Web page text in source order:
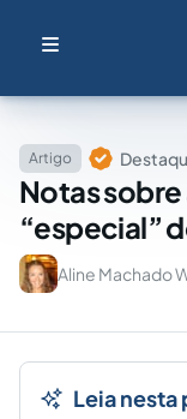
Artigo
Notas
“especial”
Aline Machado
Leia nesta